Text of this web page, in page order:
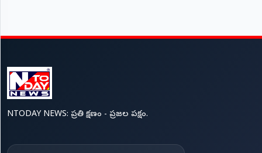
NTODAY NEWS: ప్రతి క్షణం - ప్రజల పక్షం.